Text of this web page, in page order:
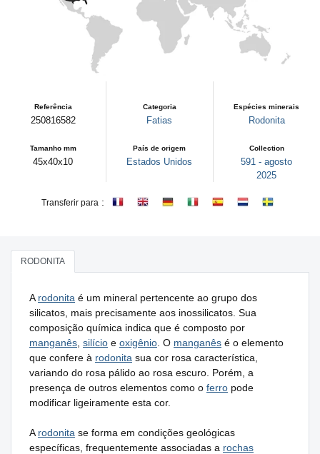
Referência
250816582
Tamanho mm
45x40x10
Categoria
Fatias
País de origem
Estados Unidos
Espécies minerais
Rodonita
Collection
591 - agosto
2025
Transferir para :
RODONITA
A rodonita é um mineral pertencente ao grupo dos
silicatos, mais precisamente aos inossilicatos. Sua
composição química indica que é composto por
manganês silício e oxigênio . O manganês é o elemento
que confere à rodonita sua cor rosa característica,
variando do rosa pálido ao rosa escuro. Porém, a
presença de outros elementos como o ferro pode
modificar ligeiramente esta cor.
A rodonita se forma em condições geológicas
específicas, frequentemente associadas a rochas